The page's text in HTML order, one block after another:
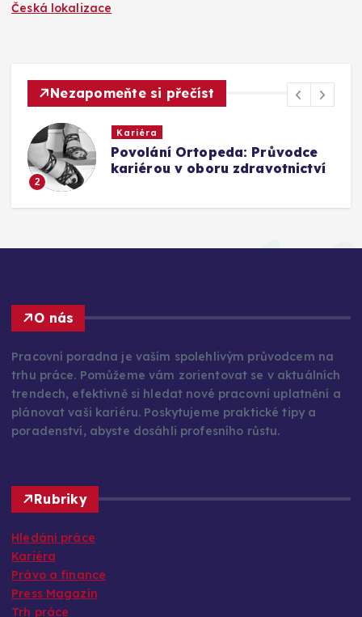
Česká lokalizace
Nezapomeňte si přečíst
3
Kariéra
Jak se posunout z role
„dělajícího“ do role
O nás
Pracovní poradna je vaším spolehlivým průvodcem na
trhu práce. Pomůžeme vám zorientovat se v aktuálních
trendech, efektivně si hledat nové pracovní uplatnění a
plánovat vaši kariéru. Poskytujeme praktické tipy a
poradenství, abyste dosáhli profesního růstu.
Rubriky
Hledání práce
Kariéra
Právo a finance
Press Magazín